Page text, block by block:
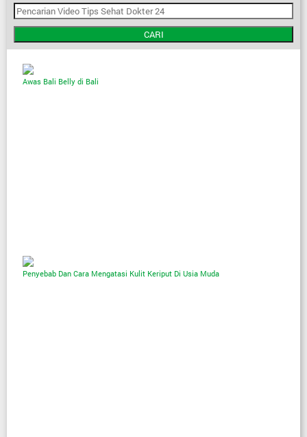
CARI
Awas Bali Belly di Bali
Penyebab Dan Cara Mengatasi Kulit Keriput Di Usia Muda